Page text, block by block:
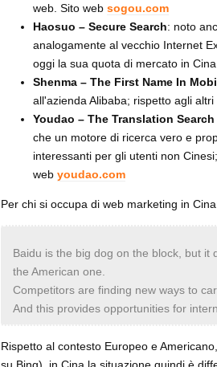
web. Sito web sogou.com
Haosuo – Secure Search: noto
analogamente al vecchio Internet
oggi la sua quota di mercato in
Shenma – The First Name In
all'azienda Alibaba; rispetto agli
Youdao – The Translation
che un motore di ricerca vero e
interessanti per gli utenti non
web youdao.com
Per chi si occupa di web marketing in
Baidu is the big dog on the block, but it
the American one.
Competitors are finding new ways to
And this provides opportunities for
Rispetto al contesto Europeo e
su Bing), in Cina la situazione quindi è